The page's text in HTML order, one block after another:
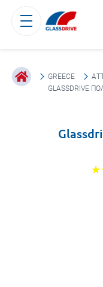
GREECE
GLASSDRIVE